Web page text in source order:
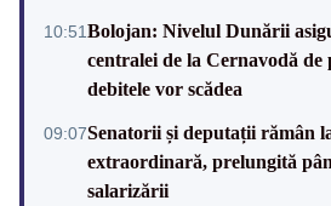
10:51Bolojan: Nivelul Dunării
centralei de la Cernavodă de
debitele vor scădea
09:07Senatorii și deputații rămân
extraordinară, prelungită
salarizării